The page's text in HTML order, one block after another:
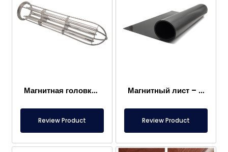
Магнитная головка мешочного фильтра
Review Product
Магнитный лист – Для пола – Безопасный для пищевых продуктов
Review Product